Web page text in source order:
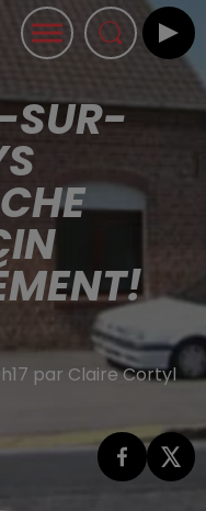
SUR-
par Claire Cortyl